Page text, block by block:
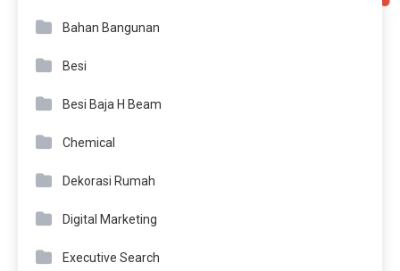
Bahan Bangunan
Besi
Besi Baja H Beam
Chemical
Dekorasi Rumah
Digital Marketing
Executive Search